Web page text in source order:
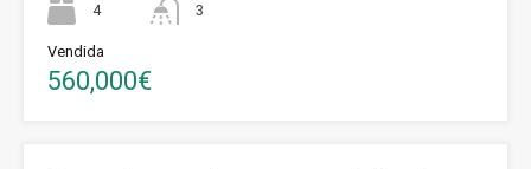
4
3
Vendida
560,000€